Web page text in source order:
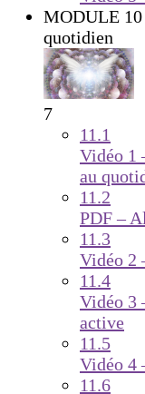
MODULE 10
quotidien
7
11.1
Vidéo 1
au
11.2
PDF –
11.3
Vidéo 2
11.4
Vidéo 3
active
11.5
Vidéo 4
11.6